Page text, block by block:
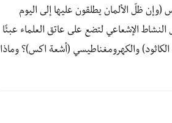
ظلّ الألمان يطلقون عليها إلى اليوم
الإشعاعي لتضع على عاتق العلماء عبئًا
والكهرومغناطيسي (أشعة اكس)؟ وماذا